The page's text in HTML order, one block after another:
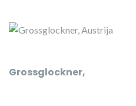
Grossglockner,